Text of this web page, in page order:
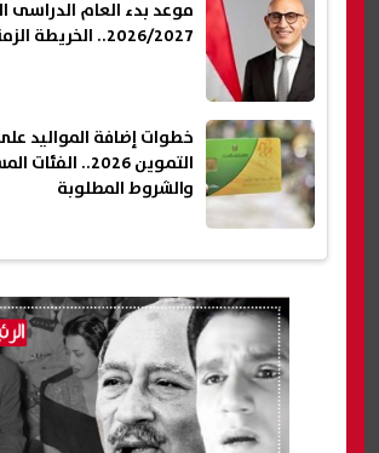
موعد بدء العام الدراسى
2026/2027.. الخريطة الزمنية
خطوات إضافة المواليد
التموين 2026..
والشروط المطلوبة